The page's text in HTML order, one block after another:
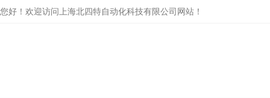
您好！欢迎访问上海北四特自动化科技有限公司网站！